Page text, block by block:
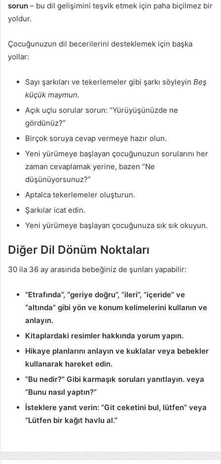
sorun – bu dil gelişimini teşvik etmek için paha biçilmez bir
yoldur.
Çocuğunuzun dil becerilerini desteklemek için başka
yollar:
Sayı şarkıları ve tekerlemeler gibi şarkı söyleyin Beş
küçük maymun.
Açık uçlu sorular sorun: “Yürüyüşünüzde ne
gördünüz?”
Birçok soruya cevap vermeye hazır olun.
Yeni yürümeye başlayan çocuğunuzun sorularını her
zaman cevaplamak yerine, bazen “Ne
düşünüyorsunuz?”
Aptalca tekerlemeler oluşturun.
Şarkılar icat edin.
Yeni yürümeye başlayan çocuğunuza sık sık okuyun.
Diğer Dil Dönüm Noktaları
30 ila 36 ay arasında bebeğiniz de şunları yapabilir:
“Etrafında”, “geriye doğru”, “ileri”, “içeride” ve
“altında” gibi yön ve konum kelimelerini kullanın ve
anlayın.
Kitaplardaki resimler hakkında yorum yapın.
Hikaye planlarını anlayın ve kuklalar veya bebekler
kullanarak hareket edin.
“Bu nedir?” Gibi karmaşık soruları yanıtlayın. veya
“Bunu nasıl yaptın?”
İsteklere yanıt verin: “Git ceketini bul, lütfen” veya
“Lütfen bir kağıt havlu al.”